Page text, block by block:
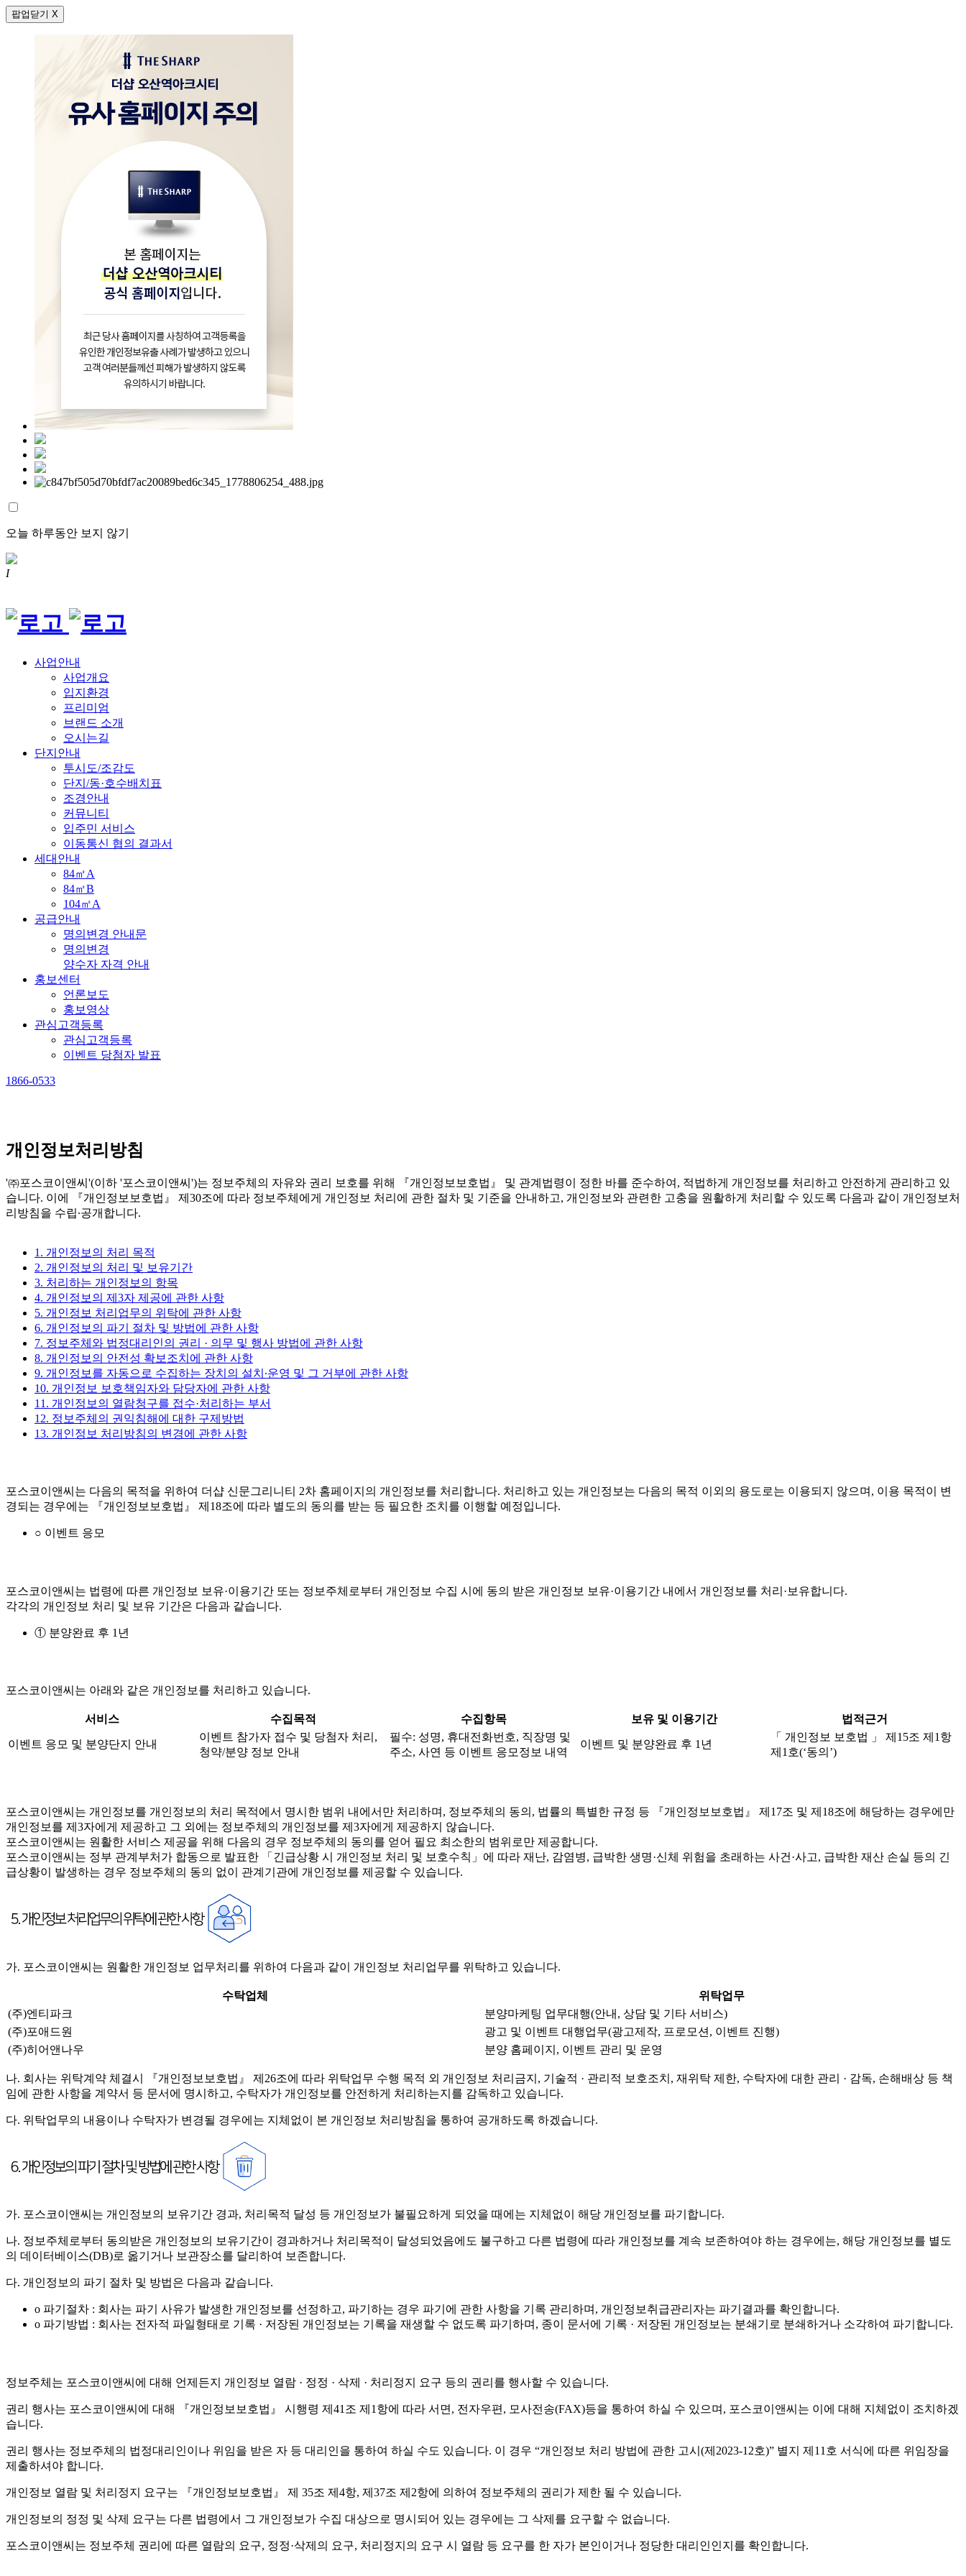
팝업닫기 X
오늘 하루동안 보지 않기
I
사업안내
사업개요
입지환경
프리미엄
브랜드 소개
오시는길
단지안내
투시도/조감도
단지/동·호수배치표
조경안내
커뮤니티
입주민 서비스
이동통신 협의 결과서
세대안내
84㎡A
84㎡B
104㎡A
공급안내
명의변경 안내문
명의변경
양수자 자격 안내
홍보센터
언론보도
홍보영상
관심고객등록
관심고객등록
이벤트 당첨자 발표
1866-0533
개인정보처리방침
'㈜포스코이앤씨'(이하 '포스코이앤씨')는 정보주체의 자유와 권리 보호를 위해 『개인정보보호법』 및 관계법령이 정한 바를 준수하여, 적법하게 개인정보를 처리하고 안전하게 관리하고 있
습니다. 이에 『개인정보보호법』 제30조에 따라 정보주체에게 개인정보 처리에 관한 절차 및 기준을 안내하고, 개인정보와 관련한 고충을 원활하게 처리할 수 있도록 다음과 같이 개인정보처
리방침을 수립∙공개합니다.
1. 개인정보의 처리 목적
2. 개인정보의 처리 및 보유기간
3. 처리하는 개인정보의 항목
4. 개인정보의 제3자 제공에 관한 사항
5. 개인정보 처리업무의 위탁에 관한 사항
6. 개인정보의 파기 절차 및 방법에 관한 사항
7. 정보주체와 법정대리인의 권리 · 의무 및 행사 방법에 관한 사항
8. 개인정보의 안전성 확보조치에 관한 사항
9. 개인정보를 자동으로 수집하는 장치의 설치∙운영 및 그 거부에 관한 사항
10. 개인정보 보호책임자와 담당자에 관한 사항
11. 개인정보의 열람청구를 접수·처리하는 부서
12. 정보주체의 권익침해에 대한 구제방법
13. 개인정보 처리방침의 변경에 관한 사항
포스코이앤씨는 다음의 목적을 위하여 더샵 신문그리니티 2차 홈페이지의 개인정보를 처리합니다. 처리하고 있는 개인정보는 다음의 목적 이외의 용도로는 이용되지 않으며, 이용 목적이 변
경되는 경우에는 『개인정보보호법』 제18조에 따라 별도의 동의를 받는 등 필요한 조치를 이행할 예정입니다.
○ 이벤트 응모
포스코이앤씨는 법령에 따른 개인정보 보유·이용기간 또는 정보주체로부터 개인정보 수집 시에 동의 받은 개인정보 보유·이용기간 내에서 개인정보를 처리·보유합니다.
각각의 개인정보 처리 및 보유 기간은 다음과 같습니다.
① 분양완료 후 1년
포스코이앤씨는 아래와 같은 개인정보를 처리하고 있습니다.
서비스 수집목적 수집항목 보유 및 이용기간 법적근거
이벤트 응모 및 분양단지 안내
이벤트 참가자 접수 및 당첨자 처리,
청약/분양 정보 안내
필수: 성명, 휴대전화번호, 직장명 및
주소, 사연 등 이벤트 응모정보 내역
이벤트 및 분양완료 후 1년
「 개인정보 보호법 」 제15조 제1항
제1호(‘동의’)
포스코이앤씨는 개인정보를 개인정보의 처리 목적에서 명시한 범위 내에서만 처리하며, 정보주체의 동의, 법률의 특별한 규정 등 『개인정보보호법』 제17조 및 제18조에 해당하는 경우에만
개인정보를 제3자에게 제공하고 그 외에는 정보주체의 개인정보를 제3자에게 제공하지 않습니다.
포스코이앤씨는 원활한 서비스 제공을 위해 다음의 경우 정보주체의 동의를 얻어 필요 최소한의 범위로만 제공합니다.
포스코이앤씨는 정부 관계부처가 합동으로 발표한 「긴급상황 시 개인정보 처리 및 보호수칙」에 따라 재난, 감염병, 급박한 생명·신체 위험을 초래하는 사건·사고, 급박한 재산 손실 등의 긴
급상황이 발생하는 경우 정보주체의 동의 없이 관계기관에 개인정보를 제공할 수 있습니다.
가. 포스코이앤씨는 원활한 개인정보 업무처리를 위하여 다음과 같이 개인정보 처리업무를 위탁하고 있습니다.
수탁업체
위탁업무
(주)엔티파크
분양마케팅 업무대행(안내, 상담 및 기타 서비스)
(주)포애드원
광고 및 이벤트 대행업무(광고제작, 프로모션, 이벤트 진행)
(주)히어앤나우
분양 홈페이지, 이벤트 관리 및 운영
나. 회사는 위탁계약 체결시 『개인정보보호법』 제26조에 따라 위탁업무 수행 목적 외 개인정보 처리금지, 기술적 · 관리적 보호조치, 재위탁 제한, 수탁자에 대한 관리 · 감독, 손해배상 등 책
임에 관한 사항을 계약서 등 문서에 명시하고, 수탁자가 개인정보를 안전하게 처리하는지를 감독하고 있습니다.
다. 위탁업무의 내용이나 수탁자가 변경될 경우에는 지체없이 본 개인정보 처리방침을 통하여 공개하도록 하겠습니다.
가. 포스코이앤씨는 개인정보의 보유기간 경과, 처리목적 달성 등 개인정보가 불필요하게 되었을 때에는 지체없이 해당 개인정보를 파기합니다.
나. 정보주체로부터 동의받은 개인정보의 보유기간이 경과하거나 처리목적이 달성되었음에도 불구하고 다른 법령에 따라 개인정보를 계속 보존하여야 하는 경우에는, 해당 개인정보를 별도
의 데이터베이스(DB)로 옮기거나 보관장소를 달리하여 보존합니다.
다. 개인정보의 파기 절차 및 방법은 다음과 같습니다.
o 파기절차 : 회사는 파기 사유가 발생한 개인정보를 선정하고, 파기하는 경우 파기에 관한 사항을 기록 관리하며, 개인정보취급관리자는 파기결과를 확인합니다.
o 파기방법 : 회사는 전자적 파일형태로 기록 · 저장된 개인정보는 기록을 재생할 수 없도록 파기하며, 종이 문서에 기록 · 저장된 개인정보는 분쇄기로 분쇄하거나 소각하여 파기합니다.
정보주체는 포스코이앤씨에 대해 언제든지 개인정보 열람 · 정정 · 삭제 · 처리정지 요구 등의 권리를 행사할 수 있습니다.
권리 행사는 포스코이앤씨에 대해 『개인정보보호법』 시행령 제41조 제1항에 따라 서면, 전자우편, 모사전송(FAX)등을 통하여 하실 수 있으며, 포스코이앤씨는 이에 대해 지체없이 조치하겠
습니다.
권리 행사는 정보주체의 법정대리인이나 위임을 받은 자 등 대리인을 통하여 하실 수도 있습니다. 이 경우 “개인정보 처리 방법에 관한 고시(제2023-12호)” 별지 제11호 서식에 따른 위임장을
제출하셔야 합니다.
개인정보 열람 및 처리정지 요구는 『개인정보보호법』 제 35조 제4항, 제37조 제2항에 의하여 정보주체의 권리가 제한 될 수 있습니다.
개인정보의 정정 및 삭제 요구는 다른 법령에서 그 개인정보가 수집 대상으로 명시되어 있는 경우에는 그 삭제를 요구할 수 없습니다.
포스코이앤씨는 정보주체 권리에 따른 열람의 요구, 정정·삭제의 요구, 처리정지의 요구 시 열람 등 요구를 한 자가 본인이거나 정당한 대리인인지를 확인합니다.